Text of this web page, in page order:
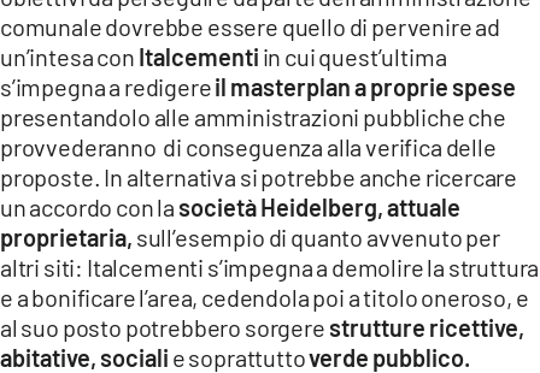
comunale dovrebbe essere quello di pervenire ad
un’intesa con Italcementi in cui quest’ultima
s’impegna a redigereil masterplan a proprie spese
presentandolo alle amministrazioni pubbliche che
provvederanno di conseguenza alla verifica delle
proposte. In alternativa si potrebbe anche ricercare
un accordo con la società Heidelberg, attuale
proprietaria, sull’esempio di quanto avvenuto per
altri siti: Italcementi s’impegna a demolire la struttura
e a bonificare l’area, cedendola poi a titolo oneroso, e
al suo posto potrebbero sorgere strutture ricettive,
abitative, sociali e soprattuttoverde pubblico.